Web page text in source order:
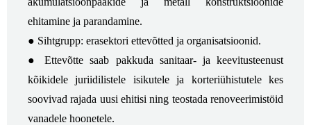
ehitamine ja parandamine.
● Sihtgrupp: erasektori ettevõtted ja organisatsioonid.
● Ettevõtte saab pakkuda sanitaar-ja keevitusteenust
kõikidele juriidilistele isikutele ja korteriühistutele kes
soovivad rajada uusi ehitisi ning teostada renoveerimistöid
vanadele hoonetele.